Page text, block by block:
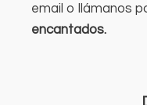
email o llámanos
encantados.